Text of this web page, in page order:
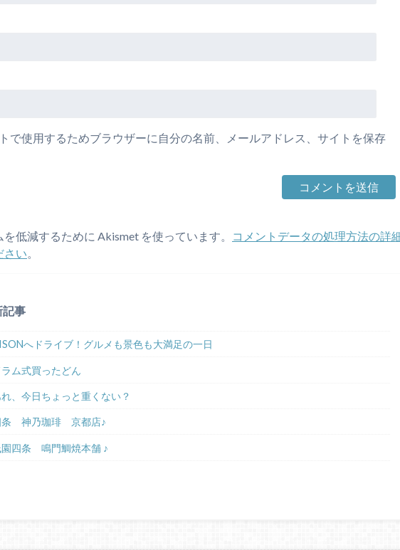
で使用するためブラウザーに自分の名前、メールアドレス、サイトを保存
低減するために Akismet を使っています。
コメントデータの処理方法の詳
さい。
記事
へドライブ！グルメも景色も大満足の一日
ラム式買ったどん
、今日ちょっと重くない？
条 神乃珈琲 京都店♪
四条 鳴門鯛焼本舗 ♪